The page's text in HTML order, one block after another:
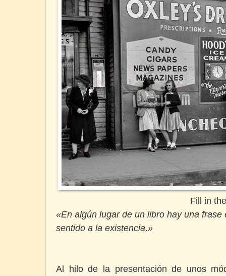
Fill in
«En algún lugar de un libro hay una
sentido a la existencia.»
Al hilo de la presentación de unos